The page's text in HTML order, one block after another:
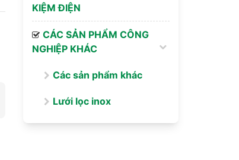
KIỆM ĐIỆN
CÁC SẢN PHẨM CÔNG
NGHIỆP KHÁC
Các sản phẩm khác
Lưới lọc inox